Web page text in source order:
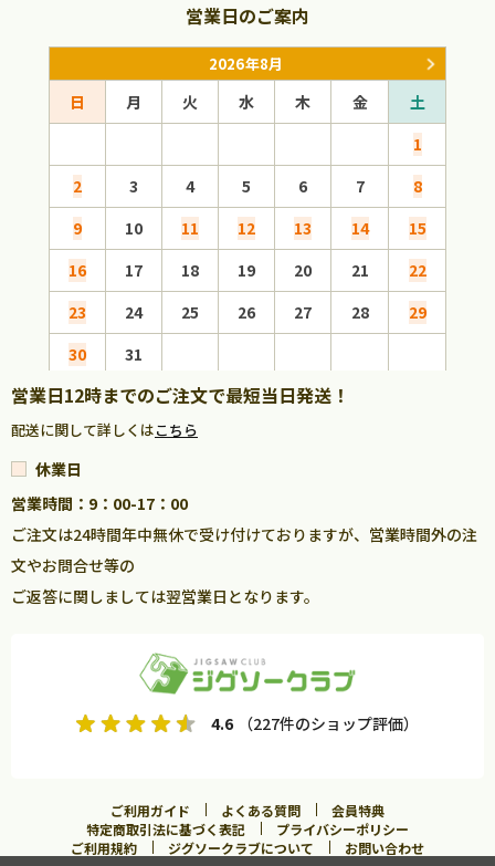
営業日のご案内
2026年8月
日 月 火 水 木 金
土
1
2
3 4 5 6 7
8
9
10 11 12 13 14
15
16
17 18 19 20 21
22
23
24 25 26 27 28
29
30
31
営業日12時までのご注文で最短当日発送！
配送に関して詳しくはこちら
休業日
営業時間：9：00-17：00
ご注文は24時間年中無休で受け付けておりますが、営業時間外の注
文やお問合せ等の
ご返答に関しましては翌営業日となります。
4.6 （227件のショップ評価）
ご利用ガイド よくある質問
会員特典
特定商取引法に基づく表記
プライバシーポリシー
ご利用規約
ジグソークラブについて お問い合わせ